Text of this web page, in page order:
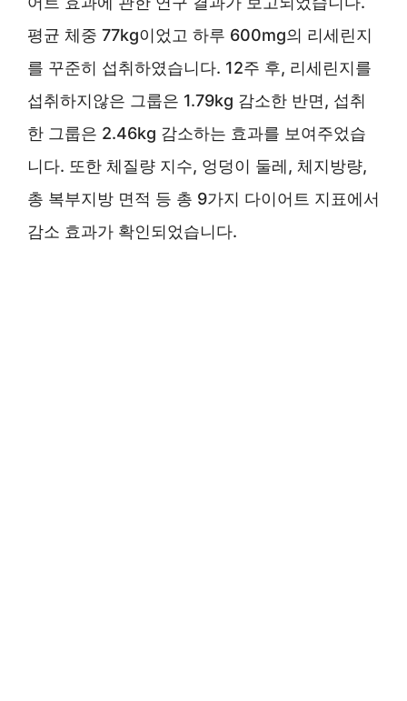
평균 체중 77kg이었고 하루 600mg의 리세린지
를 꾸준히 섭취하였습니다. 12주 후, 리세린지를
섭취하지않은 그룹은 1.79kg 감소한 반면, 섭취
한 그룹은 2.46kg 감소하는 효과를 보여주었습
니다. 또한 체질량 지수, 엉덩이 둘레, 체지방량,
총 복부지방 면적 등 총 9가지 다이어트 지표에서
감소 효과가 확인되었습니다.